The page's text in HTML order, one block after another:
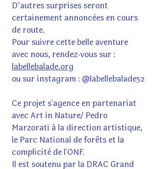
D’autres surprises seront
certainement annoncées en cours
de route.
Pour suivre cette belle aventure
avec nous, rendez-vous sur :
labellebalade.org
ou sur instagram : @labellebalade52
Ce projet s'agence en partenariat
avec Art in Nature/ Pedro
Marzorati à la direction artistique,
le Parc National de forêts et la
complicité de l'ONF.
Il est soutenu par la DRAC Grand